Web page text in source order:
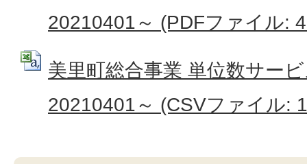
20210401～ (PDFファイル:
美里町総合事業 単位数サー
20210401～ (CSVファイル: